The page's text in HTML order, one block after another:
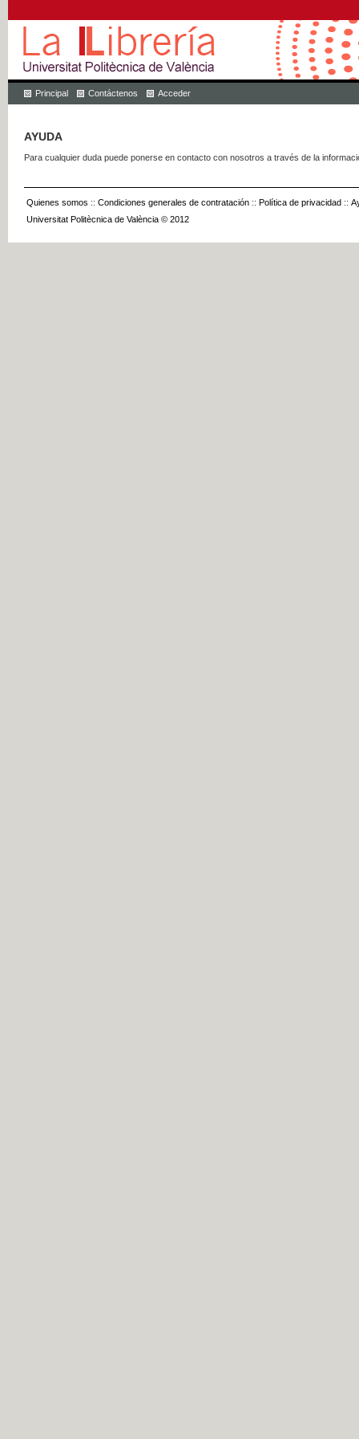
Principal Contáctenos Acceder
AYUDA
Para cualquier duda puede ponerse en contacto con nosotros a través de la
Quienes somos :: Condiciones generales de contratación :: Política de privacidad ::
Universitat Politècnica de València © 2012